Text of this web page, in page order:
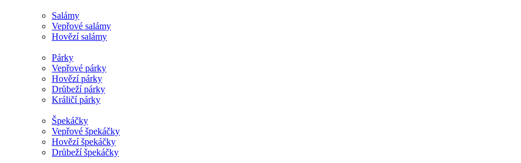
Salámy
Vepřové salámy
Hovězí salámy
Párky
Vepřové párky
Hovězí párky
Drůbeží párky
Králičí párky
Špekáčky
Vepřové špekáčky
Hovězí špekáčky
Drůbeží špekáčky